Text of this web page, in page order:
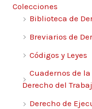
Colecciones
Biblioteca de
Breviarios de
Códigos y Leyes
Cuadernos de
Derecho del
Derecho de